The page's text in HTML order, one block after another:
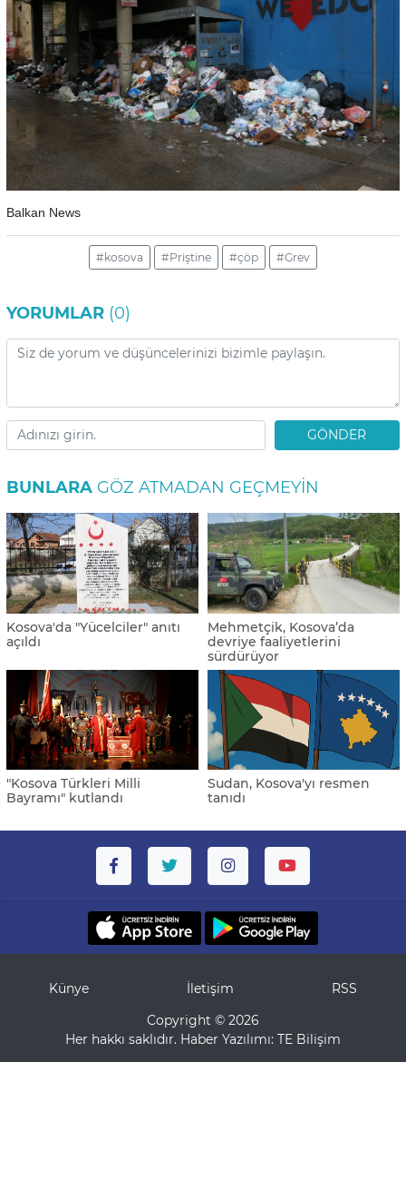
Balkan News
#kosova #Priştine #çöp #Grev
YORUMLAR (0)
GÖNDER
BUNLARA GÖZ ATMADAN GEÇMEYIN
Kosova'da "Yücelciler" anıtı
açıldı
Mehmetçik, Kosova’da
devriye faaliyetlerini
sürdürüyor
"Kosova Türkleri Milli
Bayramı" kutlandı
Sudan, Kosova'yı resmen
tanıdı
Künye İletişim
RSS
Copyright © 2026
Her hakkı saklıdır. Haber Yazılımı: TE Bilişim